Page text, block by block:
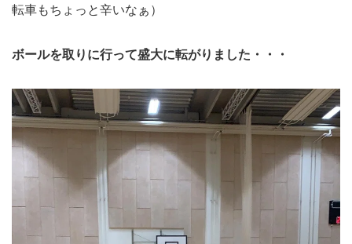
転車もちょっと辛いなぁ）
ボールを取りに行って盛大に転がりました・・・